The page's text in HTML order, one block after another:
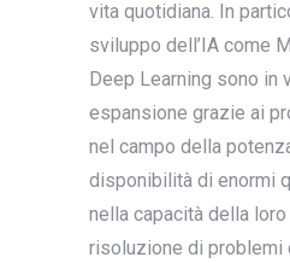
vita quotidiana. In
sviluppo dell’IA come
Deep Learning sono in
espansione grazie ai
nel campo della
disponibilità di enormi
nella capacità della
risoluzione di problemi